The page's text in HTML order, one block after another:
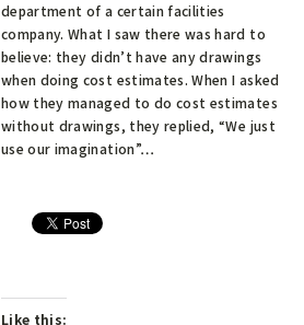
department of a certain facilities
company. What I saw there was hard to
believe: they didn’t have any drawings
when doing cost estimates. When I asked
how they managed to do cost estimates
without drawings, they replied, “We just
use our imagination”…
Like this: